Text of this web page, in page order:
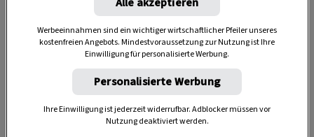
Ob es besser ist, mit Leitungswasser oder
Regenwasser zu gießen, erfahren Sie hier
Werbeeinnahmen sind ein wichtiger wirtschaftlicher Pfeiler unseres
kostenfreien Angebots. Mindestvoraussetzung zur Nutzung ist Ihre
Einwilligung für personalisierte Werbung.
Personalisierte Werbung
Ihre Einwilligung ist jederzeit widerrufbar. Adblocker müssen vor
Nutzung deaktiviert werden.